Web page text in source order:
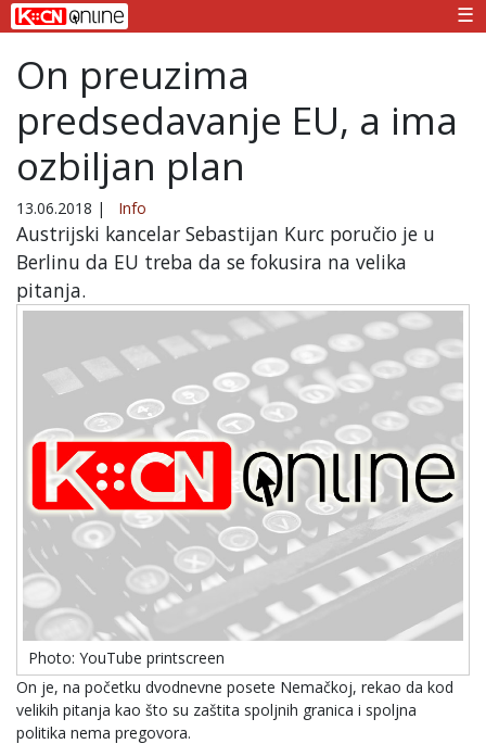
☰
On preuzima
predsedavanje EU, a ima
ozbiljan plan
13.06.2018 | Info
Austrijski kancelar Sebastijan Kurc poručio je u
Berlinu da EU treba da se fokusira na velika
pitanja.
Photo: YouTube printscreen
On je, na početku dvodnevne posete Nemačkoj, rekao da kod
velikih pitanja kao što su zaštita spoljnih granica i spoljna
politika nema pregovora.